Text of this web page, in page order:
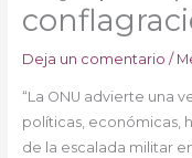
Deja un comentario /
“La ONU advierte una
políticas, económicas,
de la escalada militar